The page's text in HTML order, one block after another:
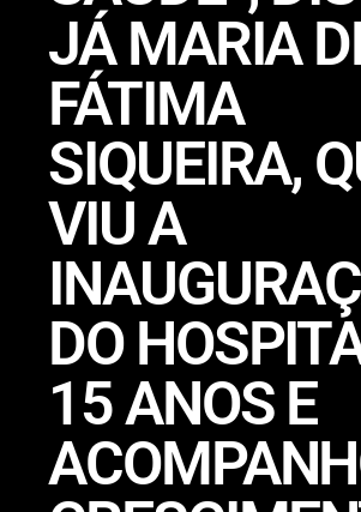
JÁ MARIA
FÁTIMA
SIQUEIRA,
VIU A
DO
15 ANOS E